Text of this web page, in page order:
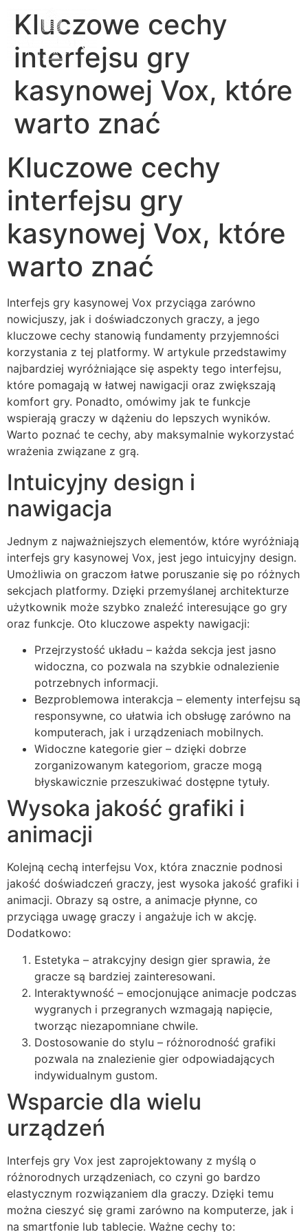
Kluczowe cechy
interfejsu gry
kasynowej Vox, które
warto znać
Kluczowe cechy
interfejsu gry
kasynowej Vox, które
warto znać
Interfejs gry kasynowej Vox przyciąga zarówno
nowicjuszy, jak i doświadczonych graczy, a jego
kluczowe cechy stanowią fundamenty przyjemności
korzystania z tej platformy. W artykule przedstawimy
najbardziej wyróżniające się aspekty tego interfejsu,
które pomagają w łatwej nawigacji oraz zwiększają
komfort gry. Ponadto, omówimy jak te funkcje
wspierają graczy w dążeniu do lepszych wyników.
Warto poznać te cechy, aby maksymalnie wykorzystać
wrażenia związane z grą.
Intuicyjny design i
nawigacja
Jednym z najważniejszych elementów, które wyróżniają
interfejs gry kasynowej Vox, jest jego intuicyjny design.
Umożliwia on graczom łatwe poruszanie się po różnych
sekcjach platformy. Dzięki przemyślanej architekturze
użytkownik może szybko znaleźć interesujące go gry
oraz funkcje. Oto kluczowe aspekty nawigacji:
Przejrzystość układu – każda sekcja jest jasno
widoczna, co pozwala na szybkie odnalezienie
potrzebnych informacji.
Bezproblemowa interakcja – elementy interfejsu są
responsywne, co ułatwia ich obsługę zarówno na
komputerach, jak i urządzeniach mobilnych.
Widoczne kategorie gier – dzięki dobrze
zorganizowanym kategoriom, gracze mogą
błyskawicznie przeszukiwać dostępne tytuły.
Wysoka jakość grafiki i
animacji
Kolejną cechą interfejsu Vox, która znacznie podnosi
jakość doświadczeń graczy, jest wysoka jakość grafiki i
animacji. Obrazy są ostre, a animacje płynne, co
przyciąga uwagę graczy i angażuje ich w akcję.
Dodatkowo:
Estetyka – atrakcyjny design gier sprawia, że ​​
gracze są bardziej zainteresowani.
Interaktywność – emocjonujące animacje podczas
wygranych i przegranych wzmagają napięcie,
tworząc niezapomniane chwile.
Dostosowanie do stylu – różnorodność grafiki
pozwala na znalezienie gier odpowiadających
indywidualnym gustom.
Wsparcie dla wielu
urządzeń
Interfejs gry Vox jest zaprojektowany z myślą o
różnorodnych urządzeniach, co czyni go bardzo
elastycznym rozwiązaniem dla graczy. Dzięki temu
można cieszyć się grami zarówno na komputerze, jak i
na smartfonie lub tablecie. Ważne cechy to: